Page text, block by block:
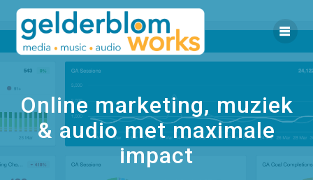
Ga
naar
de
inhoud
Online marketing, muziek
& audio met maximale
impact